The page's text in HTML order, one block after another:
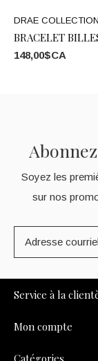
DRAE COLLECTION
BRACELET
148,00$CA
Soyez les
sur nos
Service à la
Mon compte
Catégories